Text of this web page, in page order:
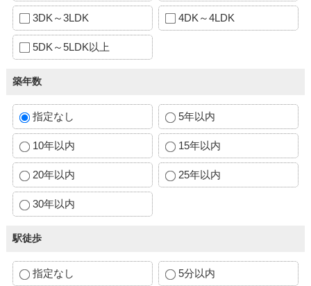
3DK～3LDK 4DK～4LDK
5DK～5LDK以上
築年数
指定なし 5年以内
10年以内 15年以内
20年以内 25年以内
30年以内
駅徒歩
指定なし 5分以内